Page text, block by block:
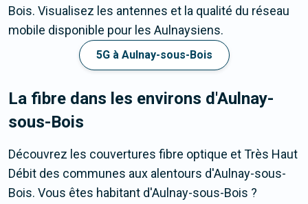
Bois. Visualisez les antennes et la qualité du réseau
mobile disponible pour les Aulnaysiens.
5G à Aulnay-sous-Bois
La fibre dans les environs d'Aulnay-
sous-Bois
Découvrez les couvertures fibre optique et Très Haut
Débit des communes aux alentours d'Aulnay-sous-
Bois. Vous êtes habitant d'Aulnay-sous-Bois ?